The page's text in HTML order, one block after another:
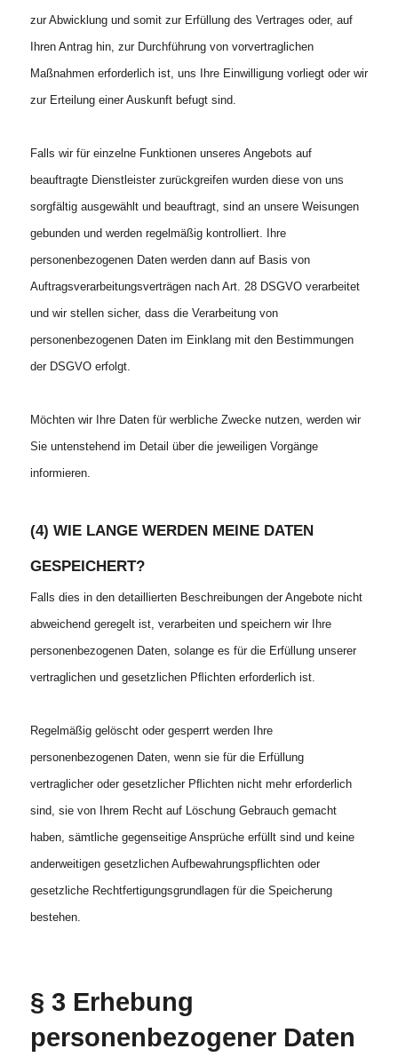
zur Abwicklung und somit zur Erfüllung des Vertrages oder, auf
Ihren Antrag hin, zur Durchführung von vorvertraglichen
Maßnahmen erforderlich ist, uns Ihre Einwilligung vorliegt oder wir
zur Erteilung einer Auskunft befugt sind.
Falls wir für einzelne Funktionen unseres Angebots auf
beauftragte Dienstleister zurückgreifen wurden diese von uns
sorgfältig ausgewählt und beauftragt, sind an unsere Weisungen
gebunden und werden regelmäßig kontrolliert. Ihre
personenbezogenen Daten werden dann auf Basis von
Auftragsverarbeitungsverträgen nach Art. 28 DSGVO verarbeitet
und wir stellen sicher, dass die Verarbeitung von
personenbezogenen Daten im Einklang mit den Bestimmungen
der DSGVO erfolgt.
Möchten wir Ihre Daten für werbliche Zwecke nutzen, werden wir
Sie untenstehend im Detail über die jeweiligen Vorgänge
informieren.
(4) WIE LANGE WERDEN MEINE DATEN
GESPEICHERT?
Falls dies in den detaillierten Beschreibungen der Angebote nicht
abweichend geregelt ist, verarbeiten und speichern wir Ihre
personenbezogenen Daten, solange es für die Erfüllung unserer
vertraglichen und gesetzlichen Pﬂichten erforderlich ist.
Regelmäßig gelöscht oder gesperrt werden Ihre
personenbezogenen Daten, wenn sie für die Erfüllung
vertraglicher oder gesetzlicher Pﬂichten nicht mehr erforderlich
sind, sie von Ihrem Recht auf Löschung Gebrauch gemacht
haben, sämtliche gegenseitige Ansprüche erfüllt sind und keine
anderweitigen gesetzlichen Aufbewahrungspflichten oder
gesetzliche Rechtfertigungsgrundlagen für die Speicherung
bestehen.
§ 3 Erhebung
personenbezogener Daten